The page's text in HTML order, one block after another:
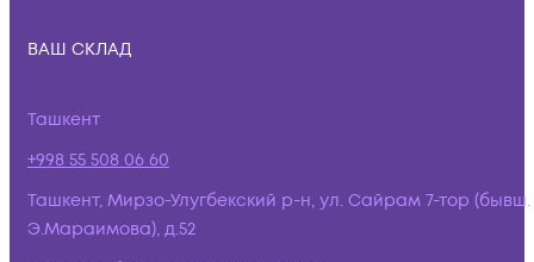
ВАШ СКЛАД
Ташкент
+998 55 508 06 60
Ташкент, Мирзо-Улугбекский р-н, ул. Сайрам 7-тор (бывш.
Э.Мараимова), д.52